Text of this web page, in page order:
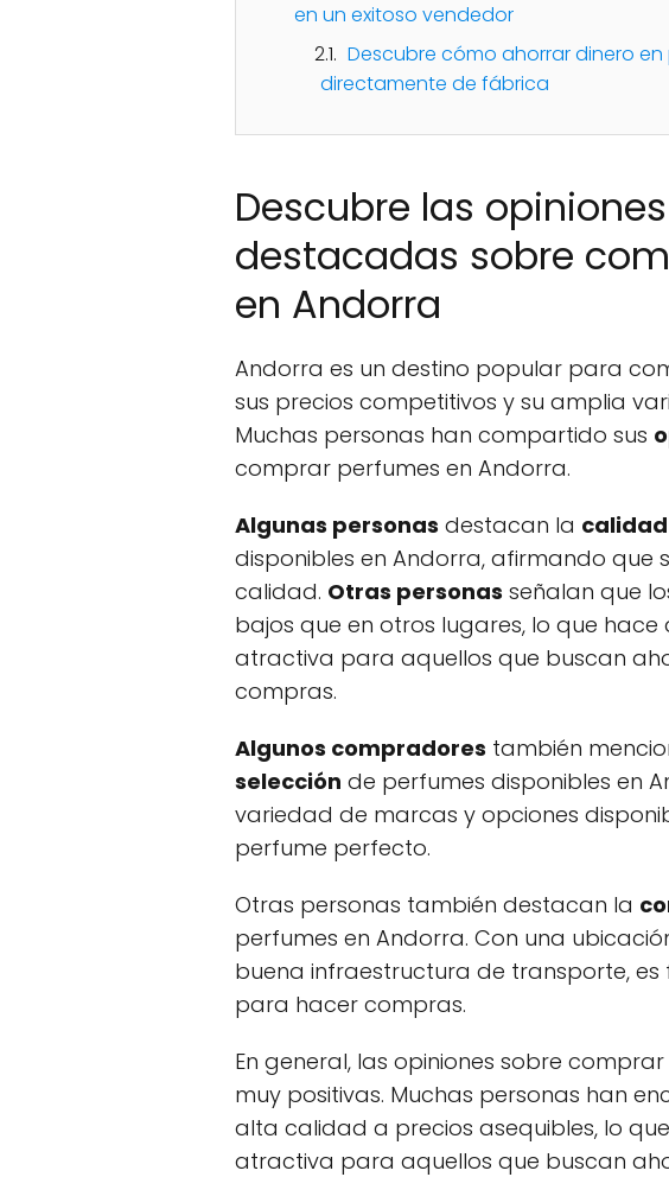
en un exitoso vendedor
Descubre cómo ahorrar dinero
directamente de fábrica
Descubre las
destacadas sobre
en Andorra
Andorra es un destino popular para
sus precios competitivos y su amplia
Muchas personas han compartido sus
comprar perfumes en Andorra.
Algunas personas destacan la calidad
disponibles en Andorra, afirmando que
calidad. Otras personas señalan que
bajos que en otros lugares, lo que
atractiva para aquellos que buscan
compras.
Algunos compradores también
selección de perfumes disponibles en
variedad de marcas y opciones
perfume perfecto.
Otras personas también destacan la
perfumes en Andorra. Con una
buena infraestructura de transporte,
para hacer compras.
En general, las opiniones sobre
muy positivas. Muchas personas han
alta calidad a precios asequibles, lo
atractiva para aquellos que buscan